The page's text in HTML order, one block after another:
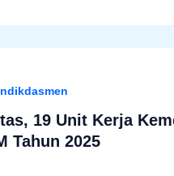
19 Unit Kerja
Tahun 2025